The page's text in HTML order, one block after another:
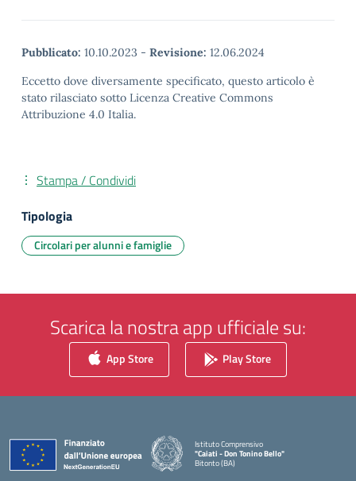
Pubblicato: 10.10.2023 - Revisione: 12.06.2024
Eccetto dove diversamente specificato, questo articolo è
stato rilasciato sotto Licenza Creative Commons
Attribuzione 4.0 Italia.
Stampa / Condividi
Tipologia
Circolari per alunni e famiglie
Scarica la nostra app ufficiale su:
App Store Play Store
Istituto Comprensivo
"Caiati - Don Tonino Bello"
Bitonto (BA)